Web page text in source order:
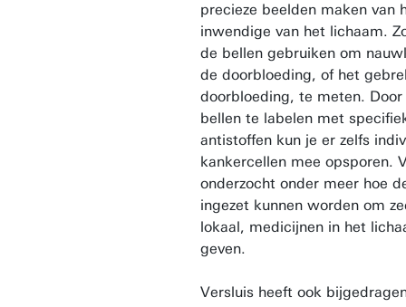
precieze beelden maken van
inwendige van het lichaam.
de bellen gebruiken om
de doorbloeding, of het
doorbloeding, te meten. Door
bellen te labelen met
antistoffen kun je er zelfs
kankercellen mee opsporen.
onderzocht onder meer hoe
ingezet kunnen worden om
lokaal, medicijnen in het
geven.
Versluis heeft ook